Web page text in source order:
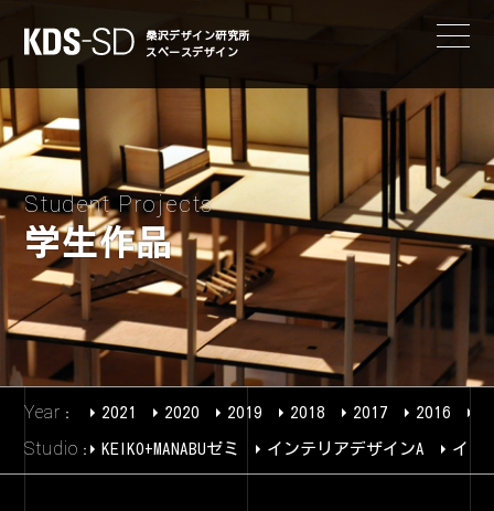
KDS-SD
桑沢デザイン研究所
スペースデザイン
Student Projects
学生作品
Year 2021 2020 2019 2018 2017 2016
Studio KEIKO+MANABUゼミ インテリアデザインA イン